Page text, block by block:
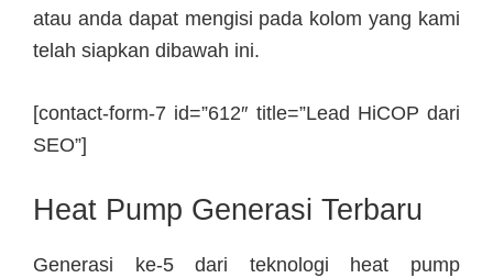
atau anda dapat mengisi pada kolom yang kami
telah siapkan dibawah ini.
[contact-form-7 id=”612″ title=”Lead HiCOP dari
SEO”]
Heat Pump Generasi Terbaru
Generasi ke-5 dari teknologi heat pump